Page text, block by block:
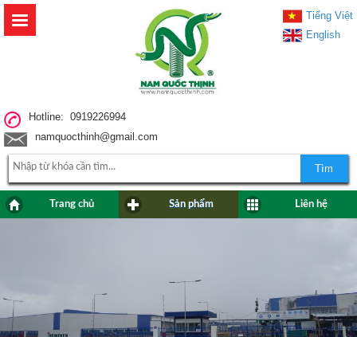
Hotline: 0919226994
namquocthinh@gmail.com
Tiếng Việt
English
Tìm
Trang chủ Sản phẩm Liên hệ